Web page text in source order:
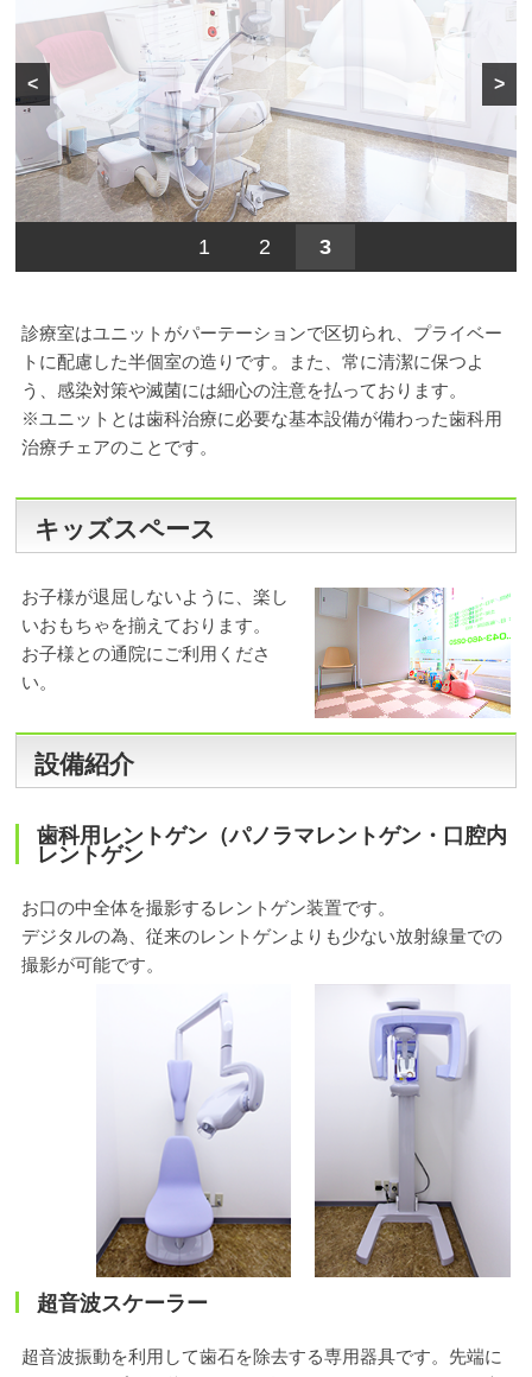
< >
1 2 3
診療室はユニットがパーテーションで区切られ、プライベー
トに配慮した半個室の造りです。また、常に清潔に保つよ
う、感染対策や滅菌には細心の注意を払っております。
※ユニットとは歯科治療に必要な基本設備が備わった歯科用
治療チェアのことです。
キッズスペース
お子様が退屈しないように、楽し
いおもちゃを揃えております。
お子様との通院にご利用くださ
い。
設備紹介
歯科用レントゲン（パノラマレントゲン・口腔内
レントゲン
お口の中全体を撮影するレントゲン装置です。
デジタルの為、従来のレントゲンよりも少ない放射線量での
撮影が可能です。
超音波スケーラー
超音波振動を利用して歯石を除去する専用器具です。先端に